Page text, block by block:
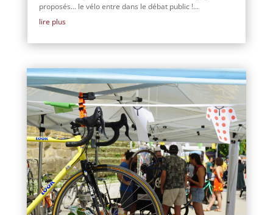
proposés… le vélo entre dans le débat public !...
lire plus